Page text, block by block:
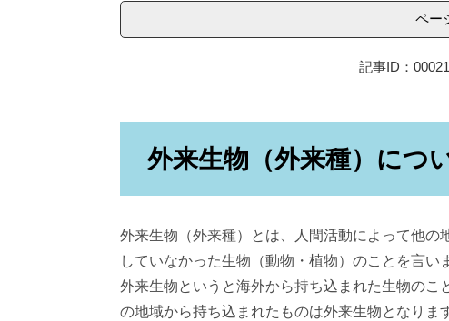
ペー
記事ID：
外来生物（外来種）につ
外来生物（外来種）とは、人間活動によって他
していなかった生物（動物・植物）のことを言い
外来生物というと海外から持ち込まれた生物の
の地域から持ち込まれたものは外来生物となりま